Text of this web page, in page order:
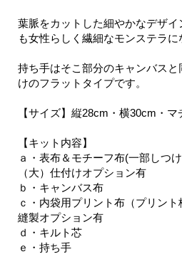
葉脈をカットした細やかなデザ
も女性らしく繊細なモンステラに
持ち手はそこ部分のキャンバス
けのフラットタイプです。
【サイズ】縦28cm・横30cm・マ
【キット内容】
ａ・表布＆モチーフ布(一部しつ
（大）仕付けオプション有
ｂ・キャンバス布
ｃ・内袋用プリント布（プリン
縫製オプション有
ｄ・キルト芯
ｅ・持ち手